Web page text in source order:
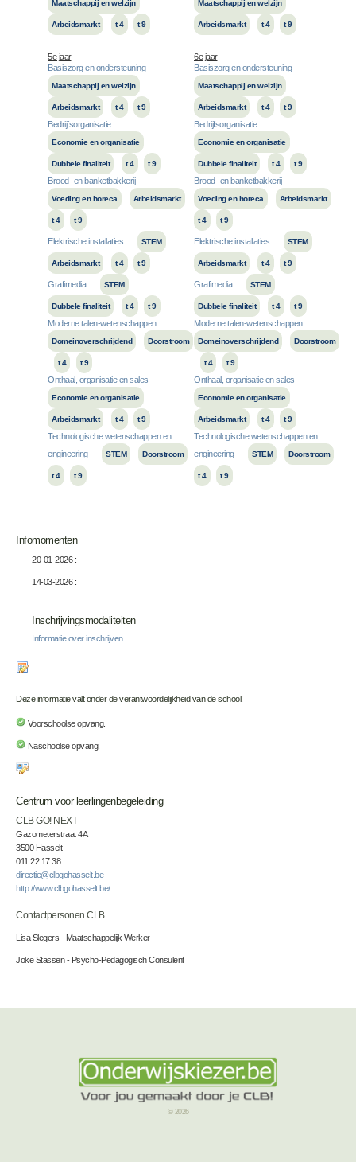
Maatschappij en welzijn
Arbeidsmarkt t 4 t 9
Maatschappij en welzijn
Arbeidsmarkt t 4 t 9
5e jaar
6e jaar
Basiszorg en ondersteuning
Maatschappij en welzijn
Arbeidsmarkt t 4 t 9
Bedrijfsorganisatie
Economie en organisatie
Dubbele finaliteit t 4 t 9
Brood- en banketbakkerij
Voeding en horeca Arbeidsmarkt
t 4 t 9
Elektrische installaties STEM
Arbeidsmarkt t 4 t 9
Grafimedia STEM
Dubbele finaliteit t 4 t 9
Moderne talen-wetenschappen
Domeinoverschrijdend Doorstroom
t 4 t 9
Onthaal, organisatie en sales
Economie en organisatie
Arbeidsmarkt t 4 t 9
Technologische wetenschappen en
engineering
STEM Doorstroom
t 4 t 9
Basiszorg en ondersteuning
Maatschappij en welzijn
Arbeidsmarkt t 4 t 9
Bedrijfsorganisatie
Economie en organisatie
Dubbele finaliteit t 4 t 9
Brood- en banketbakkerij
Voeding en horeca Arbeidsmarkt
t 4 t 9
Elektrische installaties STEM
Arbeidsmarkt t 4 t 9
Grafimedia STEM
Dubbele finaliteit t 4 t 9
Moderne talen-wetenschappen
Domeinoverschrijdend Doorstroom
t 4 t 9
Onthaal, organisatie en sales
Economie en organisatie
Arbeidsmarkt t 4 t 9
Technologische wetenschappen en
engineering
STEM Doorstroom
t 4 t 9
Infomomenten
20-01-2026 :
14-03-2026 :
Inschrijvingsmodaliteiten
Informatie over inschrijven
Deze informatie valt onder de verantwoordelijkheid van de school!
Voorschoolse opvang.
Naschoolse opvang.
Centrum voor leerlingenbegeleiding
CLB GO! NEXT
Gazometerstraat 4A
3500 Hasselt
011 22 17 38
directie@clbgohasselt.be
http://www.clbgohasselt.be/
Contactpersonen CLB
Lisa Slegers - Maatschappelijk Werker
Joke Stassen - Psycho-Pedagogisch Consulent
© 2026